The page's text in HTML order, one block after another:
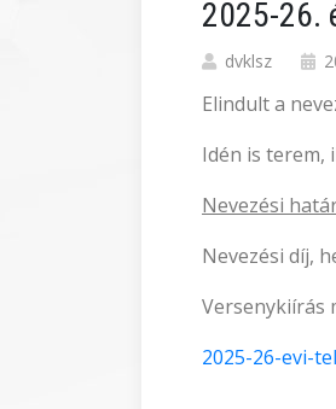
2025-26.
dvklsz
Elindult a
Idén is terem,
Nevezési
Nevezési díj,
Versenykiírás
2025-26-evi-